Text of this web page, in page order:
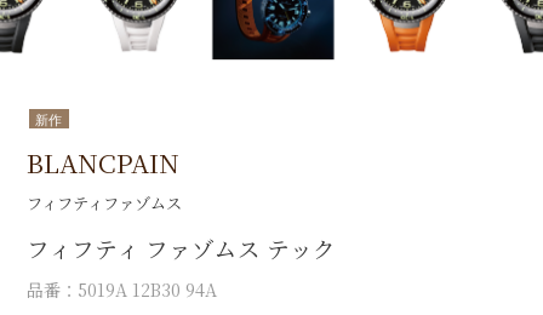
新作
BLANCPAIN
フィフティファゾムス
フィフティ ファゾムス テック
品番：5019A 12B30 94A